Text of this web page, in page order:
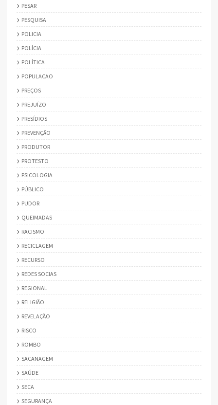
PESAR
PESQUISA
POLICIA
POLÍCIA
POLÍTICA
POPULACAO
PREÇOS
PREJUÍZO
PRESÍDIOS
PREVENÇÃO
PRODUTOR
PROTESTO
PSICOLOGIA
PÚBLICO
PUDOR
QUEIMADAS
RACISMO
RECICLAGEM
RECURSO
REDES SOCIAS
REGIONAL
RELIGIÃO
REVELAÇÃO
RISCO
ROMBO
SACANAGEM
SAÚDE
SECA
SEGURANÇA